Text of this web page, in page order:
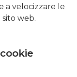
a velocizzare le
web.